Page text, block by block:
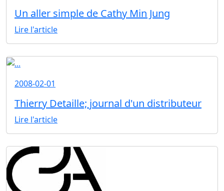
Un aller simple de Cathy Min Jung
Lire l'article
2008-02-01
Thierry Detaille; journal d'un distributeur
Lire l'article